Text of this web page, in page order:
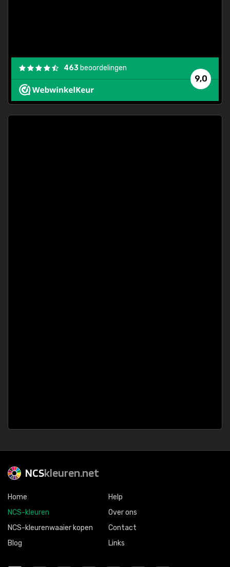
9,0
463 beoordelingen
NCSkleuren.net
Home
NCS-kleuren
NCS-kleurenwaaier kopen
Blog
Help
Over ons
Contact
Links